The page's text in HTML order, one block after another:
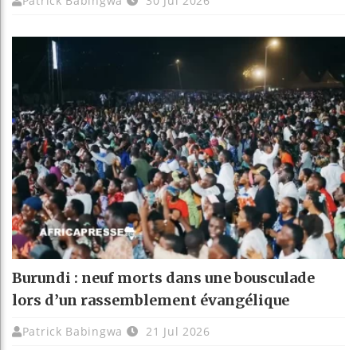
Burundi : neuf morts dans une bousculade
lors d’un rassemblement évangélique
Patrick Babingwa 21 Jul 2026